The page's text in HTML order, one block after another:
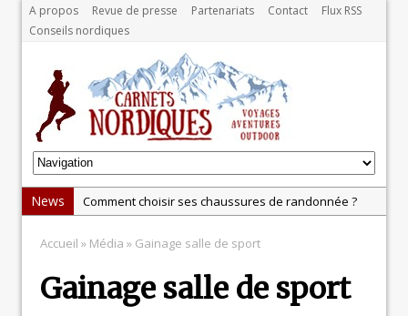
A propos Revue de presse Partenariats Contact
Flux RSS
Conseils nordiques
News
Comment choisir ses chaussures de randonnée ?
Explorez la Norvège en hiver : au cœur du Grand
Nord
Test: balance Tanita BC-401
Accueil » Média » Gainage salle de sport
Gainage salle de sport